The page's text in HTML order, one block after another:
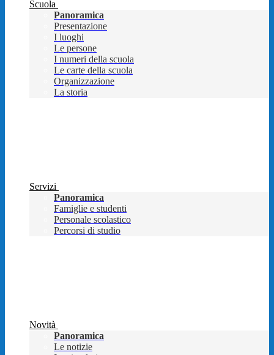
Scuola
Panoramica
Presentazione
I luoghi
Le persone
I numeri della scuola
Le carte della scuola
Organizzazione
La storia
Servizi
Panoramica
Famiglie e studenti
Personale scolastico
Percorsi di studio
Novità
Panoramica
Le notizie